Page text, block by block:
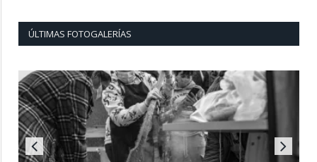
ÚLTIMAS FOTOGALERÍAS